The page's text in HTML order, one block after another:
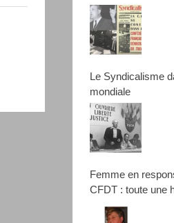
Le Syndicalisme
mondiale
Femme en
CFDT : toute une